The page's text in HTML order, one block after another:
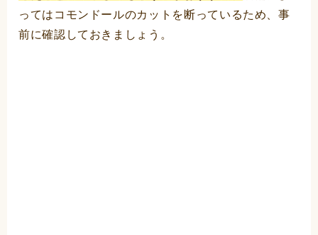
ってはコモンドールのカットを断っているため、事
前に確認しておきましょう。